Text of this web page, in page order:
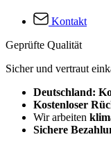
Kontakt
Geprüfte Qualität
Sicher und vertraut
Deutschland:
Kostenloser
Wir arbeiten
Sichere